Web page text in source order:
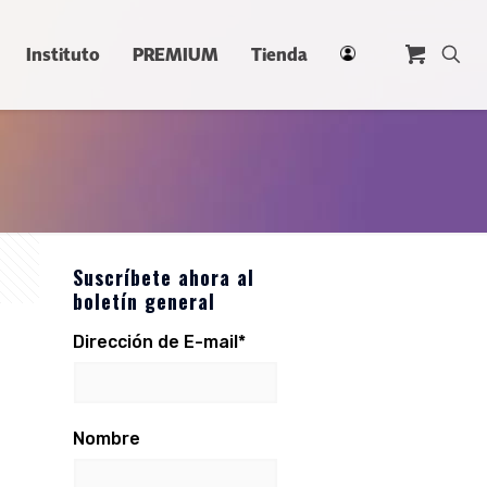
Instituto PREMIUM Tienda
Suscríbete ahora al
boletín general
Dirección de E-mail*
Nombre